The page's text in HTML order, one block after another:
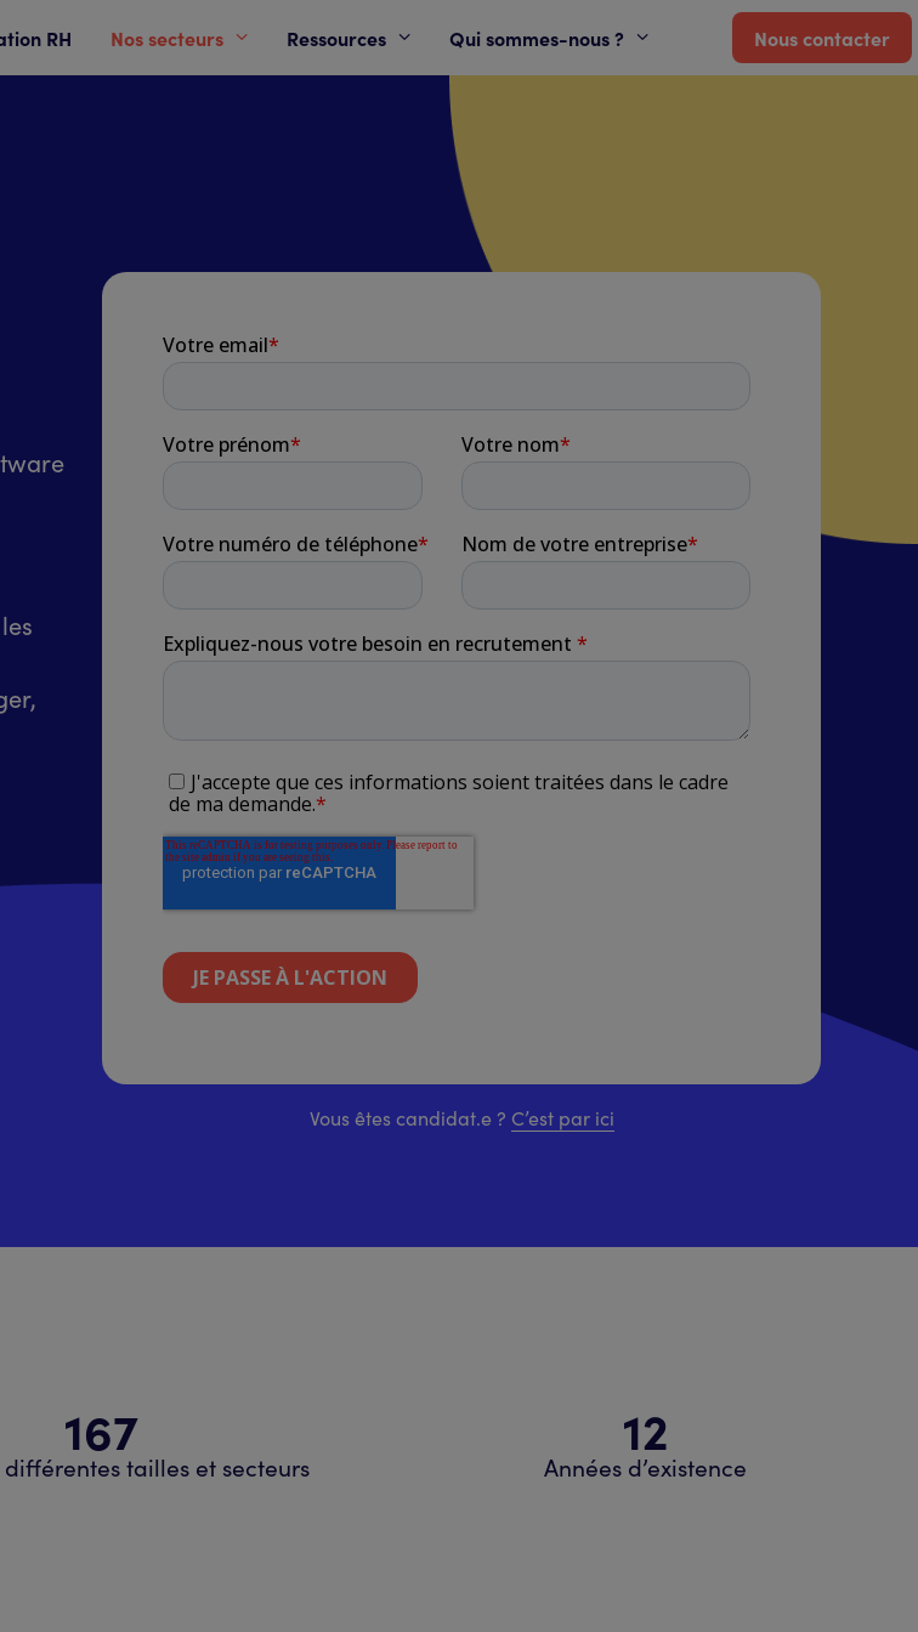
RH Nos secteurs Ressources Qui sommes-nous ? Nous contacter
Vous êtes candidat.e ? C’est par ici
tailles et secteurs
167
Années d’existence
12